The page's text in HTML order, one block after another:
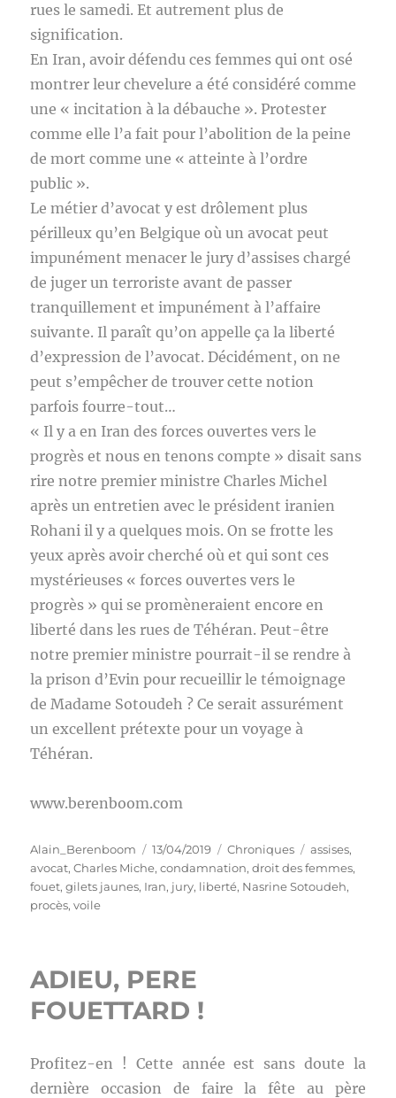
rues le samedi. Et autrement plus de
signification.
En Iran, avoir défendu ces femmes qui ont osé
montrer leur chevelure a été considéré comme
une « incitation à la débauche ». Protester
comme elle l’a fait pour l’abolition de la peine
de mort comme une « atteinte à l’ordre
public ».
Le métier d’avocat y est drôlement plus
périlleux qu’en Belgique où un avocat peut
impunément menacer le jury d’assises chargé
de juger un terroriste avant de passer
tranquillement et impunément à l’affaire
suivante. Il paraît qu’on appelle ça la liberté
d’expression de l’avocat. Décidément, on ne
peut s’empêcher de trouver cette notion
parfois fourre-tout…
« Il y a en Iran des forces ouvertes vers le
progrès et nous en tenons compte » disait sans
rire notre premier ministre Charles Michel
après un entretien avec le président iranien
Rohani il y a quelques mois. On se frotte les
yeux après avoir cherché où et qui sont ces
mystérieuses « forces ouvertes vers le
progrès » qui se promèneraient encore en
liberté dans les rues de Téhéran. Peut-être
notre premier ministre pourrait-il se rendre à
la prison d’Evin pour recueillir le témoignage
de Madame Sotoudeh ? Ce serait assurément
un excellent prétexte pour un voyage à
Téhéran.
www.berenboom.com
Auteur
Alain_Berenboom
Publié
le
13/04/2019 Catégories
Chroniques Étiquettes
assises,
avocat,Charles Miche,condamnation,droit des femmes,
fouet,gilets jaunes, Iran, jury, liberté, Nasrine Sotoudeh,
procès,voile
ADIEU, PERE
FOUETTARD !
Profitez-en ! Cette année est sans doute la
dernière occasion de faire la fête au père